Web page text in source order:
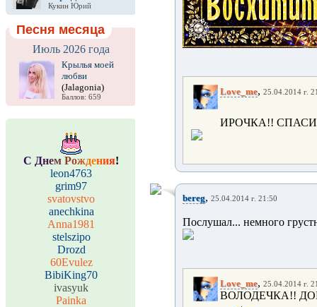
Кукин Юрий
Песня месяца
Июль 2026 года
Крылья моей
любви
(Jalagonia)
Баллов: 659
С Днем Рождения!
leon4763
grim97
svatovstvo
anechkina
Anna1981
stelszipo
Drozd
60Evulez
BibiKing70
ivasyuk
Painka
Love_me, 25.04.2014 г.
ИРОЧКА!!
bereg, 25.04.2014 г. 21:50
Послушал... немного
Love_me, 25.04.2014 г.
ВОЛОДЕЧКА!!